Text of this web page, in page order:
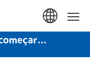
Início